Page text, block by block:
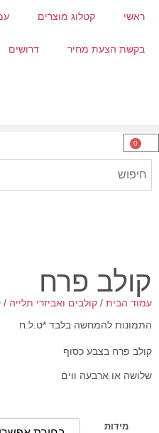
ראשי קטלוג מוצרים
בקשת הצעת מחיר דרושים
0
קולב פרח
עמוד הבית/ קולבים ואביזרי תלייה/
התמונות להמחשה בלבד *ט.ל.ח
קולב פרח בצבע כסוף
שלושה או ארבעה ווים
מידות